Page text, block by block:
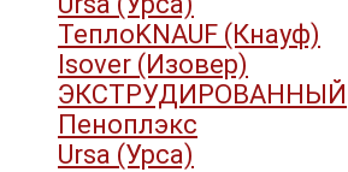
ТеплоKNAUF (Кнауф)
Isover (Изовер)
ЭКСТРУДИРОВАННЫЙ
Пеноплэкс
Ursa (Урса)